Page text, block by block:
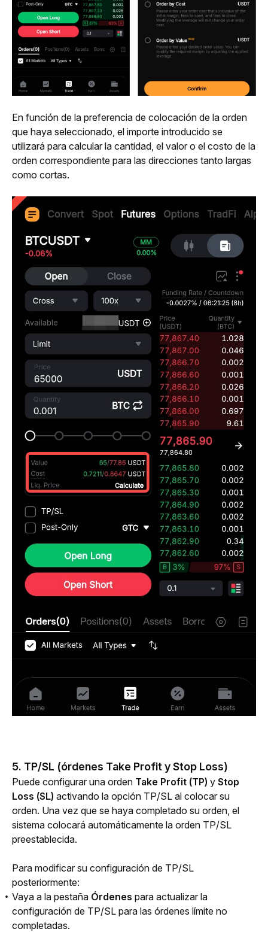
En función de la preferencia de colocación de la orden
que haya seleccionado, el importe introducido se
utilizará para calcular la cantidad, el valor o el costo de la
orden correspondiente para las direcciones tanto largas
como cortas.
5. TP/SL (órdenes Take Profit y Stop Loss)
Puede configurar una orden Take Profit (TP) y Stop
Loss (SL) activando la opción TP/SL al colocar su
orden. Una vez que se haya completado su orden, el
sistema colocará automáticamente la orden TP/SL
preestablecida.
Para modificar su configuración de TP/SL
posteriormente:
Vaya a la pestaña Órdenes para actualizar la
configuración de TP/SL para las órdenes límite no
completadas.